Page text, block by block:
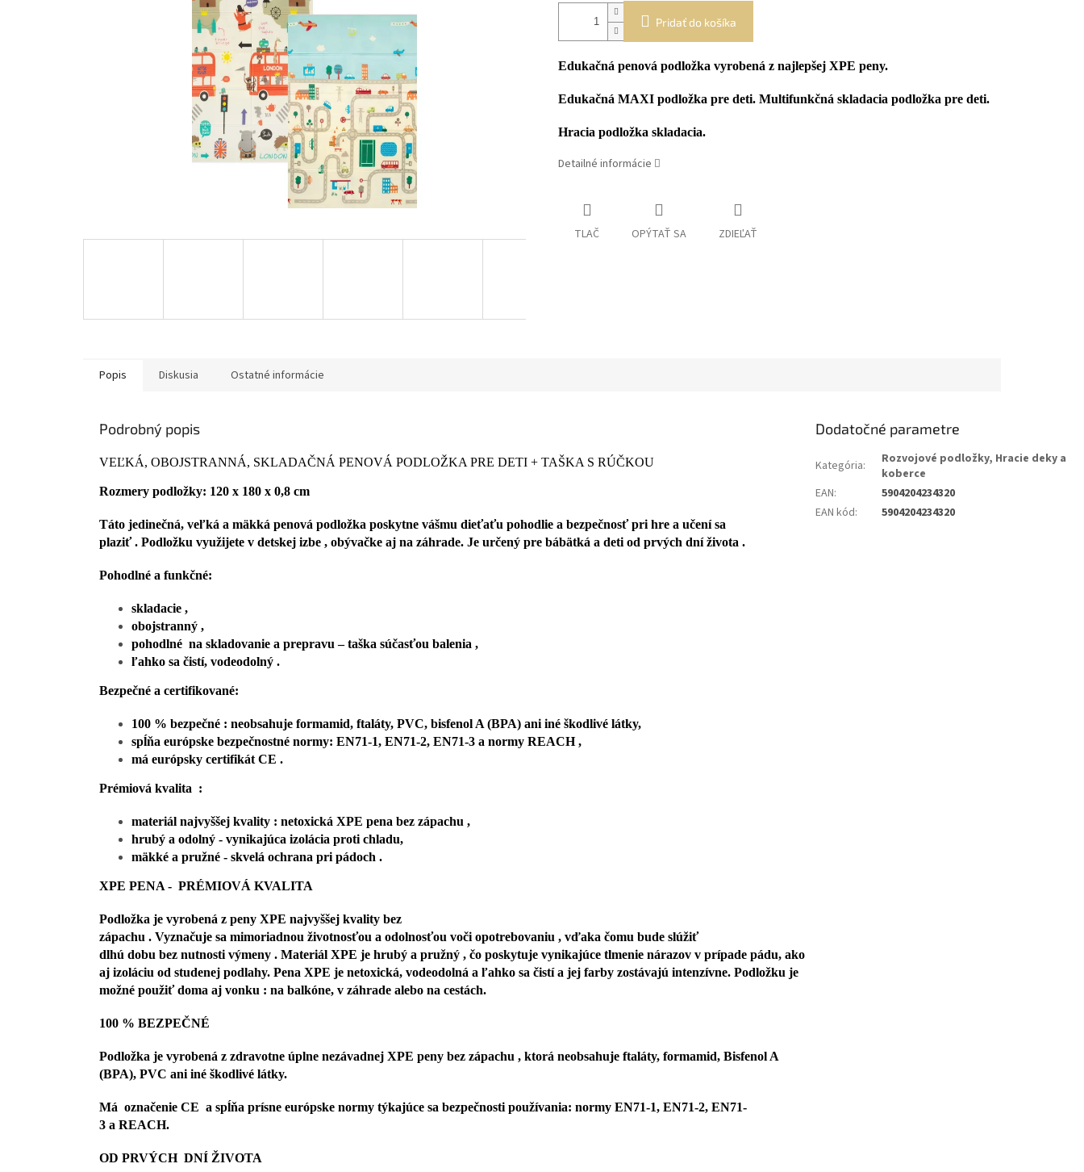
Pridať do košíka
Edukačná penová podložka vyrobená z najlepšej XPE peny.
Edukačná MAXI podložka pre deti. Multifunkčná skladacia podložka pre deti.
Hracia podložka skladacia.
Detailné informácie
TLAČ OPÝTAŤ SA ZDIEĽAŤ
Popis Diskusia Ostatné informácie
Podrobný popis
VEĽKÁ, OBOJSTRANNÁ, SKLADAČNÁ PENOVÁ PODLOŽKA PRE DETI + TAŠKA S RÚČKOU
Rozmery podložky: 120 x 180 x 0,8 cm
Táto jedinečná, veľká a mäkká penová podložka poskytne vášmu dieťaťu pohodlie a bezpečnosť pri hre a učení sa
plaziť . Podložku využijete v detskej izbe , obývačke aj na záhrade. Je určený pre bábätká a deti od prvých dní života .
Pohodlné a funkčné:
skladacie ,
obojstranný ,
pohodlné na skladovanie a prepravu – taška súčasťou balenia ,
ľahko sa čistí, vodeodolný .
Bezpečné a certifikované:
100 % bezpečné : neobsahuje formamid, ftaláty, PVC, bisfenol A (BPA) ani iné škodlivé látky,
spĺňa európske bezpečnostné normy: EN71-1, EN71-2, EN71-3 a normy REACH ,
má európsky certifikát CE .
Prémiová kvalita :
materiál najvyššej kvality : netoxická XPE pena bez zápachu ,
hrubý a odolný - vynikajúca izolácia proti chladu,
mäkké a pružné - skvelá ochrana pri pádoch .
XPE PENA - PRÉMIOVÁ KVALITA
Podložka je vyrobená z peny XPE najvyššej kvality bez
zápachu . Vyznačuje sa mimoriadnou životnosťou a odolnosťou voči opotrebovaniu , vďaka čomu bude slúžiť
dlhú dobu bez nutnosti výmeny . Materiál XPE je hrubý a pružný , čo poskytuje vynikajúce tlmenie nárazov v prípade pádu, ako
aj izoláciu od studenej podlahy. Pena XPE je netoxická, vodeodolná a ľahko sa čistí a jej farby zostávajú intenzívne. Podložku je
možné použiť doma aj vonku : na balkóne, v záhrade alebo na cestách.
100 % BEZPEČNÉ
Podložka je vyrobená z zdravotne úplne nezávadnej XPE peny bez zápachu , ktorá neobsahuje ftaláty, formamid, Bisfenol A
(BPA), PVC ani iné škodlivé látky.
Má označenie CE a spĺňa prísne európske normy týkajúce sa bezpečnosti používania: normy EN71-1, EN71-2, EN71-
3 a REACH.
OD PRVÝCH DNÍ ŽIVOTA
Dodatočné parametre
Kategória:
Rozvojové podložky, Hracie deky a
koberce
EAN:
5904204234320
EAN kód: 5904204234320